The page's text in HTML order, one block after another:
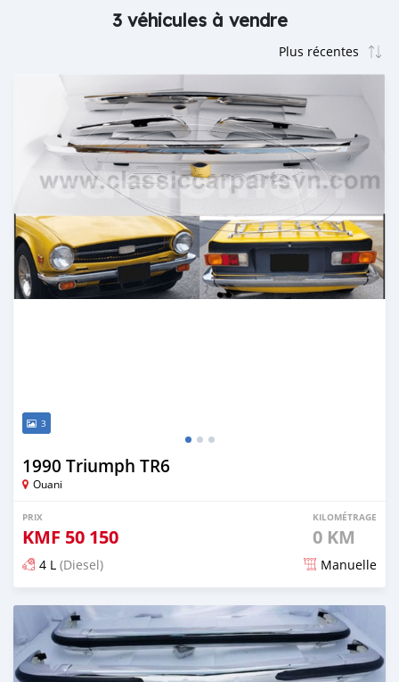
3 véhicules à vendre
3
1990 Triumph TR6
Ouani
PRIX
KMF 50 150
KILOMÉTRAGE
0 KM
4 L (Diesel) Manuelle
Publié il y a 3 mois